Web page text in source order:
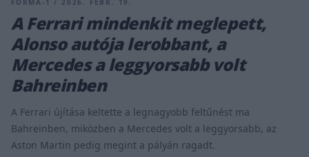
A Ferrari mindenkit meglepett,
Alonso autója lerobbant, a
Mercedes a leggyorsabb volt
Bahreinben
A Ferrari újítása keltette a legnagyobb feltűnést ma
Bahreinben, miközben a Mercedes volt a leggyorsabb, az
Aston Martin pedig megint a pályán ragadt.